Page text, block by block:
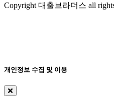
Copyright 대출브라더스 all
개인정보 수집 및 이용